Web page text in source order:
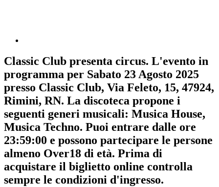
Classic Club presenta circus. L'evento in
programma per Sabato 23 Agosto 2025
presso Classic Club, Via Feleto, 15, 47924,
Rimini, RN. La discoteca propone i
seguenti generi musicali: Musica House,
Musica Techno. Puoi entrare dalle ore
23:59:00 e possono partecipare le persone
almeno Over18 di età. Prima di
acquistare il biglietto online controlla
sempre le condizioni d'ingresso.